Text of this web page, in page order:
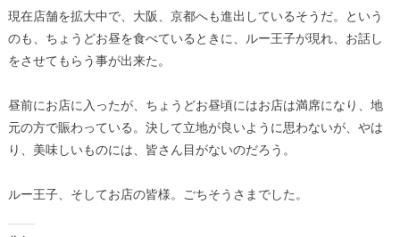
現在店舗を拡大中で、大阪、京都へも進出しているそうだ。という
のも、ちょうどお昼を食べているときに、ルー王子が現れ、お話し
をさせてもらう事が出来た。
昼前にお店に入ったが、ちょうどお昼頃にはお店は満席になり、地
元の方で賑わっている。決して立地が良いように思わないが、やは
り、美味しいものには、皆さん目がないのだろう。
ルー王子、そしてお店の皆様。ごちそうさまでした。